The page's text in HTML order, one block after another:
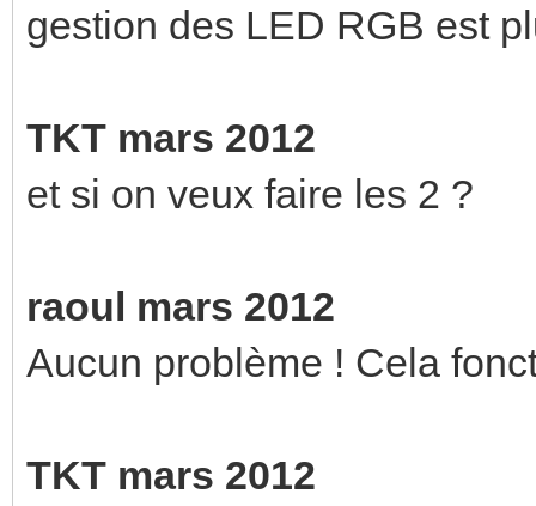
gestion des LED RGB est
TKT mars 2012
et si on veux faire les 2 ?
raoul mars 2012
Aucun problème ! Cela
TKT mars 2012